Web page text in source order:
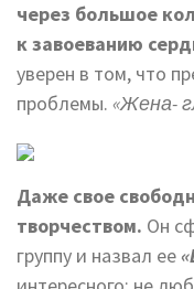
через большое
к завоеванию
уверен в том, что
проблемы. «Жена-
Даже свое
творчеством. Он
группу и назвал ее